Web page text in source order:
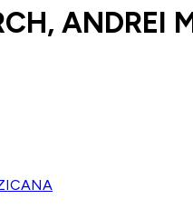
ANDREI